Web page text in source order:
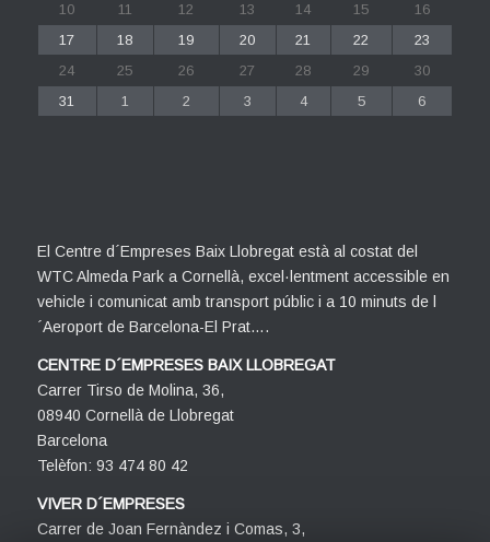
10
11 12 13 14 15
16
17
18 19 20 21 22
23
24
25 26 27 28 29
30
31
1 2 3 4 5 6
El Centre d´Empreses Baix Llobregat està al costat del
WTC Almeda Park a Cornellà, excel·lentment accessible en
vehicle i comunicat amb transport públic i a 10 minuts de l
´Aeroport de Barcelona-El Prat….
CENTRE D´EMPRESES BAIX LLOBREGAT
Carrer Tirso de Molina, 36,
08940 Cornellà de Llobregat
Barcelona
Telèfon: 93 474 80 42
VIVER D´EMPRESES
Carrer de Joan Fernàndez i Comas, 3,